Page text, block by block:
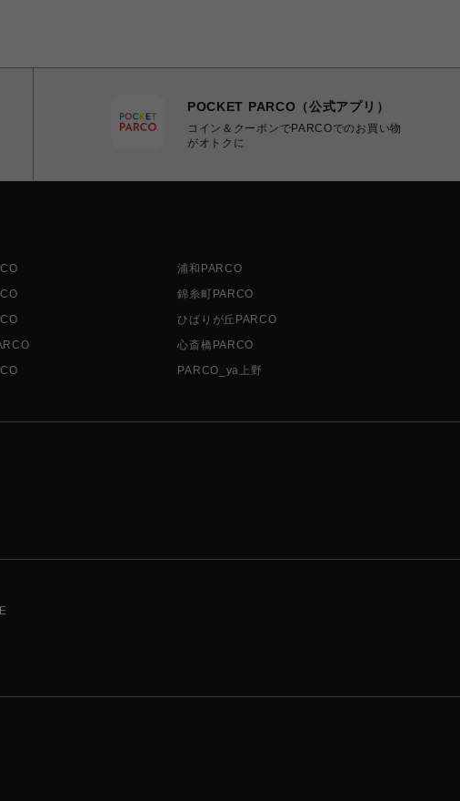
POCKET PARCO（公式アプリ）
コイン＆クーポンでPARCOでのお買い物
がオトクに
浦和PARCO
錦糸町PARCO
ひばりが丘PARCO
心斎橋PARCO
PARCO_ya上野